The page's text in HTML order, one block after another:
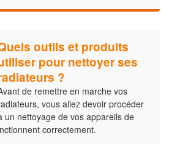
outils et produits
pour nettoyer ses
?
de remettre en marche vos
vous allez devoir procéder
un nettoyage de vos appareils de
correctement.